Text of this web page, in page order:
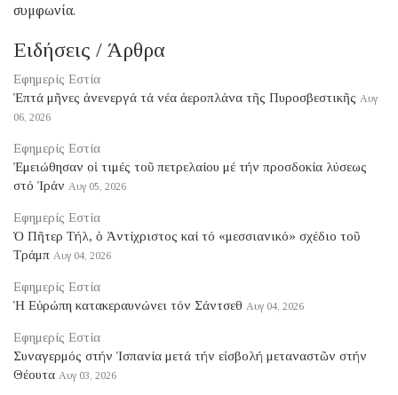
συμφωνία.
Ειδήσεις / Άρθρα
Εφημερίς Εστία
Ἑπτά μῆνες ἀνενεργά τά νέα ἀεροπλάνα τῆς Πυροσβεστικῆς Αυγ
06, 2026
Εφημερίς Εστία
Ἐμειώθησαν οἱ τιμές τοῦ πετρελαίου μέ τήν προσδοκία λύσεως
στό Ἰράν Αυγ 05, 2026
Εφημερίς Εστία
Ὁ Πῆτερ Τήλ, ὁ Ἀντίχριστος καί τό «μεσσιανικό» σχέδιο τοῦ
Τράμπ Αυγ 04, 2026
Εφημερίς Εστία
Ἡ Εὐρώπη κατακεραυνώνει τόν Σάντσεθ Αυγ 04, 2026
Εφημερίς Εστία
Συναγερμός στήν Ἱσπανία μετά τήν εἰσβολή μεταναστῶν στήν
Θέουτα Αυγ 03, 2026